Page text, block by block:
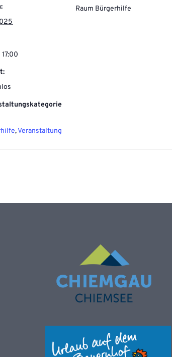
,Veranstaltung
Raum Bürgerhilfe